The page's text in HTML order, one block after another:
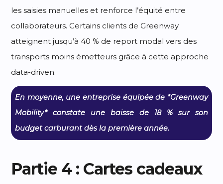
les saisies manuelles et renforce l’équité entre
collaborateurs. Certains clients de Greenway
atteignent jusqu’à 40 % de report modal vers des
transports moins émetteurs grâce à cette approche
data-driven.
En moyenne, une entreprise équipée de *Greenway
Mobility* constate une baisse de 18 % sur son
budget carburant dès la première année.
Partie 4 : Cartes cadeaux